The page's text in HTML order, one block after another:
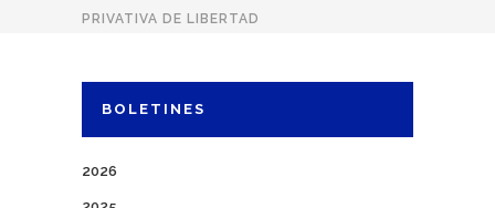
PRIVATIVA DE LIBERTAD
BOLETINES
2026